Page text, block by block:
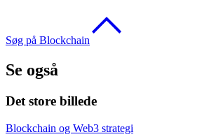
Søg på Blockchain
Se også
Det store billede
Blockchain og Web3 strategi